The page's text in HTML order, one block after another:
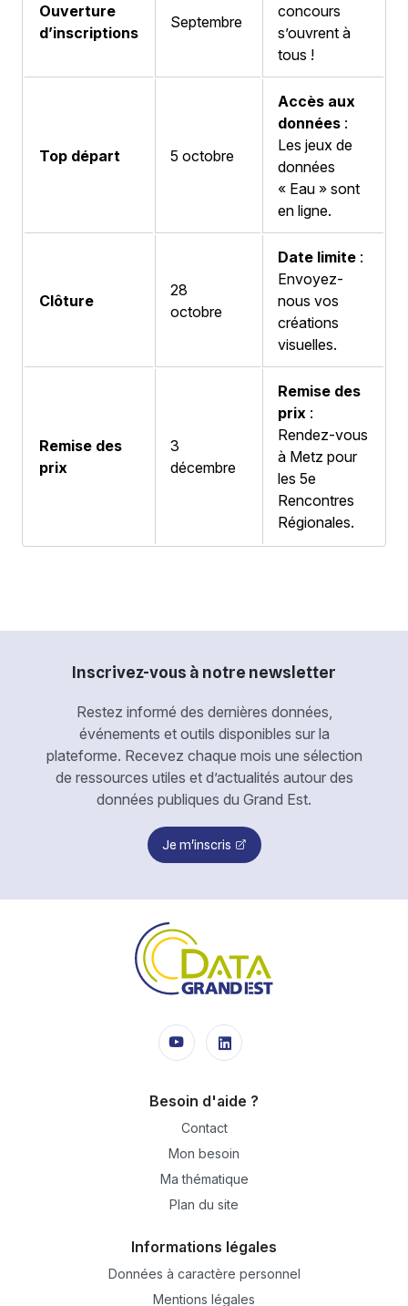
Ouverture
d’inscriptions
Septembre
concours
s’ouvrent à
tous !
Top départ 5 octobre
Accès aux
données :
Les jeux de
données
« Eau » sont
en ligne.
Clôture
28
octobre
Date limite :
Envoyez-
nous vos
créations
visuelles.
Remise des
prix
3
décembre
Remise des
prix :
Rendez-vous
à Metz pour
les 5e
Rencontres
Régionales.
Inscrivez-vous à notre newsletter
Restez informé des dernières données,
événements et outils disponibles sur la
plateforme. Recevez chaque mois une sélection
de ressources utiles et d’actualités autour des
données publiques du Grand Est.
Je m'inscris
Besoin d'aide ?
Contact
Mon besoin
Ma thématique
Plan du site
Informations légales
Données à caractère personnel
Mentions légales